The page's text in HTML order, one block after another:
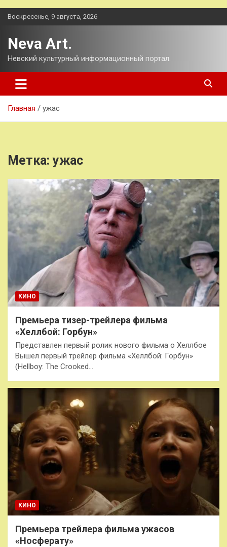
Перейти
Воскресенье, 9 августа, 2026
Neva Art.
Невский культурный информационный портал.
Главная ужас
Метка:ужас
КИНО
Премьера тизер-трейлера фильма
«Хеллбой: Горбун»
Представлен первый ролик нового фильма о Хеллбое
Вышел первый трейлер фильма «Хеллбой: Горбун»
(Hellboy: The Crooked…
КИНО
Премьера трейлера фильма ужасов
«Носферату»